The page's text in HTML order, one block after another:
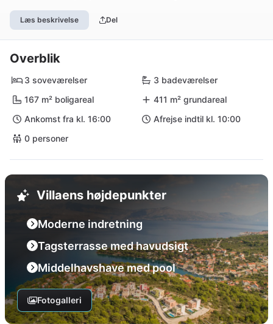
Læs beskrivelse Del
Overblik
3 soveværelser
3 badeværelser
167 m² boligareal
411 m² grundareal
Ankomst fra kl. 16:00
Afrejse indtil kl. 10:00
0 personer
Villaens højdepunkter
Moderne indretning
Tagsterrasse med havudsigt
Middelhavshave med pool
Fotogalleri